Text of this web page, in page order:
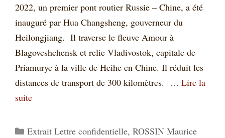
2022, un premier pont routier Russie – Chine, a été
inauguré par Hua Changsheng, gouverneur du
Heilongjiang. Il traverse le fleuve Amour à
Blagoveshchensk et relie Vladivostok, capitale de
Priamurye à la ville de Heihe en Chine. Il réduit les
distances de transport de 300 kilomètres. … Lire la
suite
Catégories
Extrait Lettre confidentielle, ROSSIN Maurice